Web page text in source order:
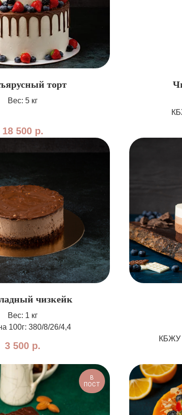
торт
Вес: 5 кг
18 500 р.
чизкейк
Вес: 1 кг
100г: 380/8/26/4,4
3 500 р.
КБЖУ
В
ПОСТ